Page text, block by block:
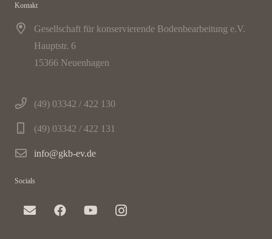
Kontakt
Gesellschaft für konservierende Bodenbearbeitung e.V.
Hauptstr. 6
15366 Neuenhagen
(49) 03342 / 422 130
(49) 03342 / 422 131
info@gkb-ev.de
Socials